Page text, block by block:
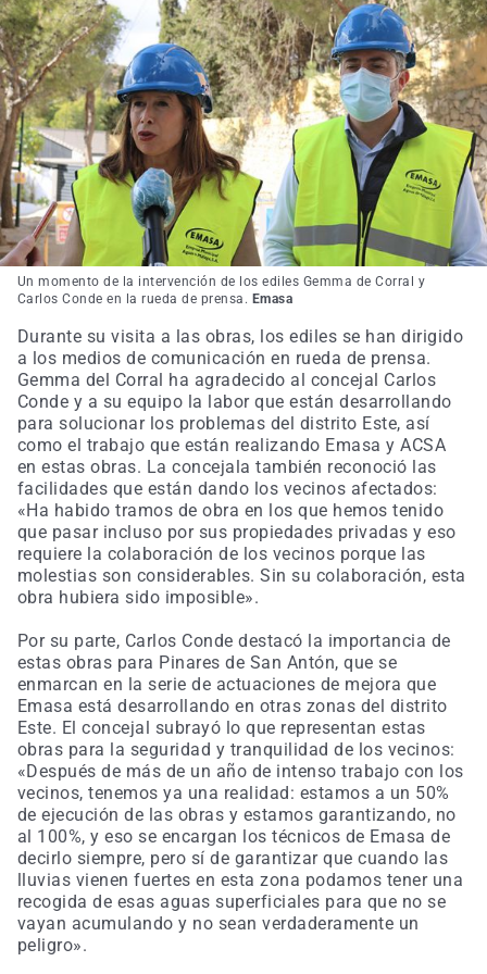
Un momento de la intervención de los ediles Gemma de Corral y
Carlos Conde en la rueda de prensa. Emasa
Durante su visita a las obras, los ediles se han dirigido
a los medios de comunicación en rueda de prensa.
Gemma del Corral ha agradecido al concejal Carlos
Conde y a su equipo la labor que están desarrollando
para solucionar los problemas del distrito Este, así
como el trabajo que están realizando Emasa y ACSA
en estas obras. La concejala también reconoció las
facilidades que están dando los vecinos afectados:
«Ha habido tramos de obra en los que hemos tenido
que pasar incluso por sus propiedades privadas y eso
requiere la colaboración de los vecinos porque las
molestias son considerables. Sin su colaboración, esta
obra hubiera sido imposible».
Por su parte, Carlos Conde destacó la importancia de
estas obras para Pinares de San Antón, que se
enmarcan en la serie de actuaciones de mejora que
Emasa está desarrollando en otras zonas del distrito
Este. El concejal subrayó lo que representan estas
obras para la seguridad y tranquilidad de los vecinos:
«Después de más de un año de intenso trabajo con los
vecinos, tenemos ya una realidad: estamos a un 50%
de ejecución de las obras y estamos garantizando, no
al 100%, y eso se encargan los técnicos de Emasa de
decirlo siempre, pero sí de garantizar que cuando las
lluvias vienen fuertes en esta zona podamos tener una
recogida de esas aguas superficiales para que no se
vayan acumulando y no sean verdaderamente un
peligro».